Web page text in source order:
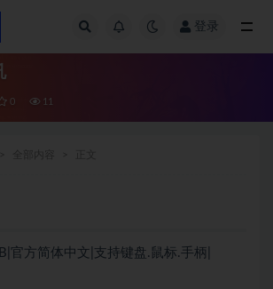
登录
0 11
官方简体中文|支持键盘.鼠标.手柄|